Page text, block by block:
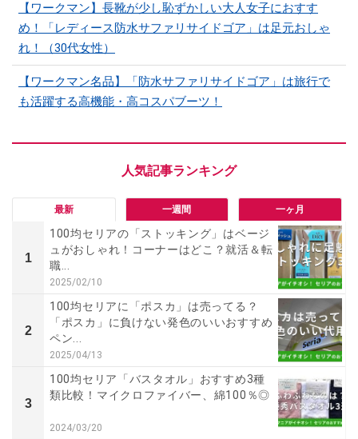
【ワークマン】長靴が少し恥ずかしい大人女子におすす
め！「レディース防水サファリサイドゴア」は足元おしゃ
れ！（30代女性）
【ワークマン名品】「防水サファリサイドゴア」は旅行で
も活躍する高機能・高コスパブーツ！
最新 一週間 一ヶ月
1
100均セリアの「ストッキング」はベージ
ュがおしゃれ！コーナーはどこ？就活＆転
職...
2025/02/10
2
100均セリアに「ポスカ」は売ってる？
「ポスカ」に負けない発色のいいおすすめ
ペン...
2025/04/13
3
100均セリア「バスタオル」おすすめ3種
類比較！マイクロファイバー、綿100％◎
2024/03/20